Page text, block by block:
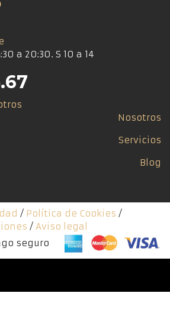
a 20:30. S 10 a 14
Nosotros
Servicios
Blog
/ Política de Cookies /
/ Aviso legal
seguro